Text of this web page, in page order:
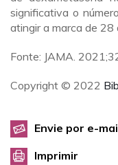
significativa o
atingir a marca de 28
Fonte: JAMA.
Copyright © 2022
Envie por e-
Imprimir